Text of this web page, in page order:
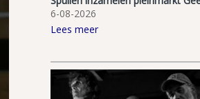
6-08-2026
Lees meer